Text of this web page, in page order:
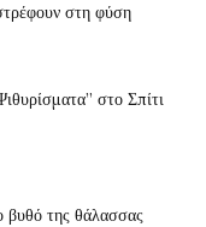
στη φύση
στο Σπίτι
της θάλασσας